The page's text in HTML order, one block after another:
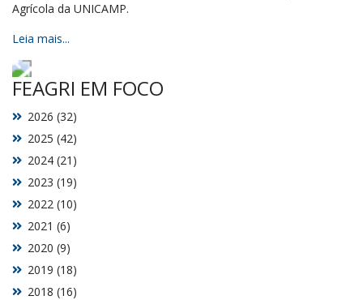
Agrícola da UNICAMP.
Leia mais...
FEAGRI EM FOCO
2018 (16)
2019 (18)
2020 (9)
2021 (6)
2022 (10)
2023 (19)
2024 (21)
2025 (42)
2026 (32)